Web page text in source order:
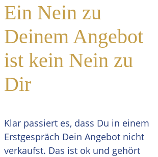
Ein Nein zu
Deinem Angebot
ist kein Nein zu
Dir
Klar passiert es, dass Du in einem
Erstgespräch Dein Angebot nicht
verkaufst. Das ist ok und gehört